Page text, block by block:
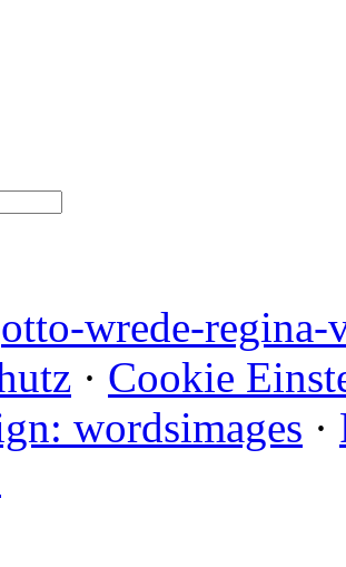
otto-wrede-regina-